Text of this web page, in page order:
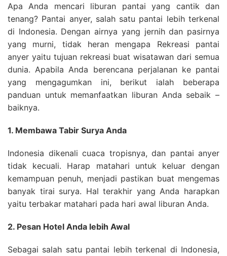
Apa Anda mencari liburan pantai yang cantik dan
tenang? Pantai anyer, salah satu pantai lebih terkenal
di Indonesia. Dengan airnya yang jernih dan pasirnya
yang murni, tidak heran mengapa Rekreasi pantai
anyer yaitu tujuan rekreasi buat wisatawan dari semua
dunia. Apabila Anda berencana perjalanan ke pantai
yang mengagumkan ini, berikut ialah beberapa
panduan untuk memanfaatkan liburan Anda sebaik –
baiknya.
1. Membawa Tabir Surya Anda
Indonesia dikenali cuaca tropisnya, dan pantai anyer
tidak kecuali. Harap matahari untuk keluar dengan
kemampuan penuh, menjadi pastikan buat mengemas
banyak tirai surya. Hal terakhir yang Anda harapkan
yaitu terbakar matahari pada hari awal liburan Anda.
2. Pesan Hotel Anda lebih Awal
Sebagai salah satu pantai lebih terkenal di Indonesia,